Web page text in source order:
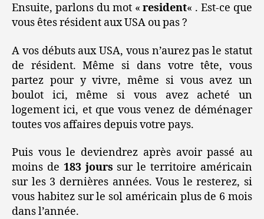
Ensuite, parlons du mot «resident« . Est-ce que
vous êtes résident aux USA ou pas ?
A vos débuts aux USA, vous n’aurez pas le statut
de résident. Même si dans votre tête, vous
partez pour y vivre, même si vous avez un
boulot ici, même si vous avez acheté un
logement ici, et que vous venez de déménager
toutes vos affaires depuis votre pays.
Puis vous le deviendrez après avoir passé au
moins de 183 jours sur le territoire américain
sur les 3 dernières années. Vous le resterez, si
vous habitez sur le sol américain plus de 6 mois
dans l’année.